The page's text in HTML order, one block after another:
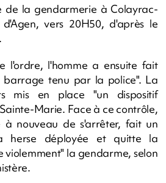
de la gendarmerie à Colayrac-
vers 20H50, d'après le
l'ordre, l'homme a ensuite fait
barrage tenu par la police". La
mis en place "un dispositif
Marie. Face à ce contrôle,
à nouveau de s'arrêter, fait un
herse déployée et quitte la
violemment" la gendarme, selon